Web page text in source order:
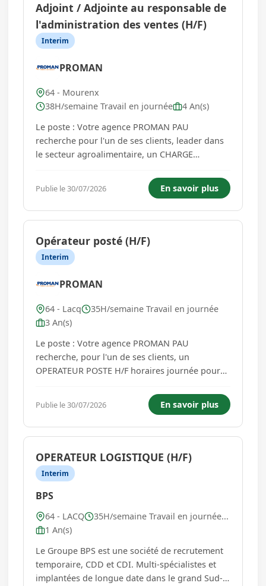
Adjoint / Adjointe au responsable de
l'administration des ventes (H/F)
Interim
PROMAN
64 - Mourenx
38H/semaine Travail en journée
4 An(s)
Le poste : Votre agence PROMAN PAU
recherche pour l'un de ses clients, leader dans
le secteur agroalimentaire, un CHARGE
prise de poste fin juin. L'Administrateur des
Ventes participe au développement et au
maintien de la relation commerciale avec les
client...
Publie le 30/07/2026 En savoir plus
Opérateur posté (H/F)
Interim
PROMAN
64 - Lacq
35H/semaine Travail en journée
3 An(s)
Le poste : Votre agence PROMAN PAU
recherche, pour l'un de ses clients, un
OPERATEUR POSTE H/F horaires journée pour
mission : LACQ (64) L'Opérateur posté réalise
l'ensemble des opérations courantes de la
Section Contrôle Fabrication. Analyses Réa...
Publie le 30/07/2026 En savoir plus
OPERATEUR LOGISTIQUE (H/F)
Interim
BPS
64 - LACQ
35H/semaine Travail en journée...
1 An(s)
Le Groupe BPS est une société de recrutement
temporaire, CDD et CDI. Multi-spécialistes et
implantées de longue date dans le grand Sud-